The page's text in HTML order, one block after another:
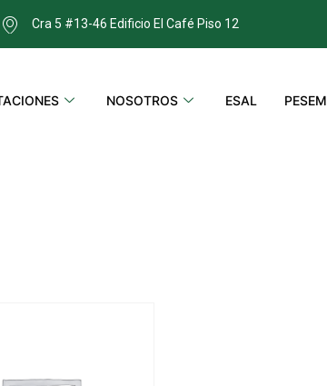
Cra 5 #13-46 Edificio El Café Piso 12
NOSOTROS ESAL PESEM